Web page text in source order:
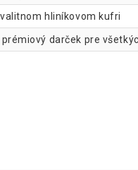
hliníkovom kufri
darček pre